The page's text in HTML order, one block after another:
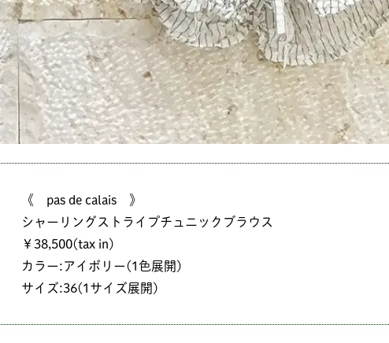
《 pas de calais 》
シャーリングストライプチュニックブラウス
￥38,500(tax in)
カラー:アイボリー(1色展開)
サイズ:36(1サイズ展開)